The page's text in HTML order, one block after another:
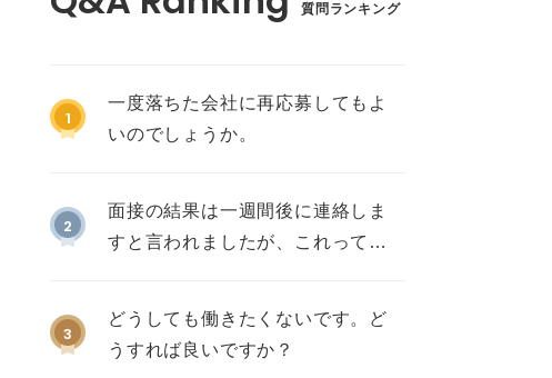
質問ランキング
1
一度落ちた会社に再応募してもよ
いのでしょうか。
2
面接の結果は一週間後に連絡しま
すと言われましたが、これって不
3
どうしても働きたくないです。ど
うすれば良いですか？